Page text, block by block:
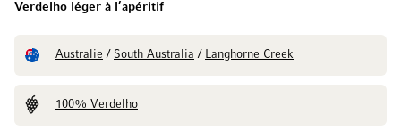
Verdelho léger à l’apéritif
Australie / South Australia / Langhorne Creek
100% Verdelho